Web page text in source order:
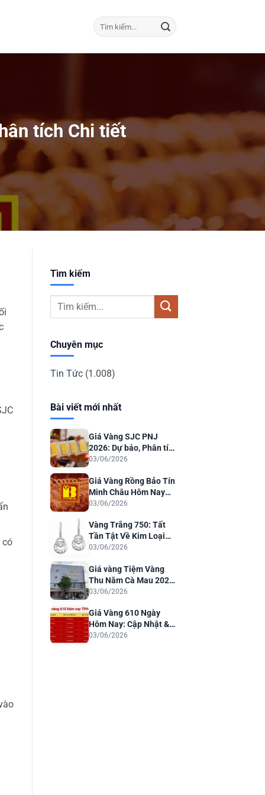
tích Chi tiết
có
Tìm kiếm
Chuyên mục
Tin Tức(1.008)
Bài viết mới nhất
Giá Vàng SJC PNJ
2026: Dự báo, Phân tích
& Lời khuyên Đầu tư
03/06/2026
Giá Vàng Rồng Bảo Tín
Minh Châu Hôm Nay
2026: Dự Báo & Phân
03/06/2026
Vàng Trắng 750: Tất
Tần Tật Về Kim Loại
Quý Cho Trang Sức
03/06/2026
Giá vàng Tiệm Vàng
Thu Năm Cà Mau 2026:
Cập Nhật & Phân Tích
03/06/2026
Giá Vàng 610 Ngày
Hôm Nay: Cập Nhật &
Dự Báo 2026
03/06/2026